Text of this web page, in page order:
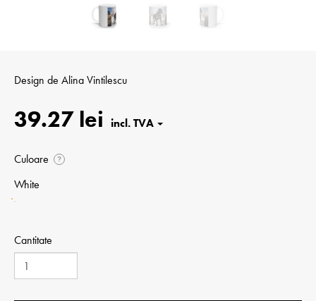
Design de Alina Vintilescu
39.27 lei
Culoare ?
White
Cantitate